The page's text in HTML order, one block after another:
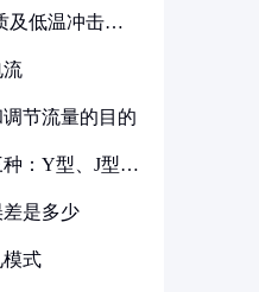
及低温冲击要
节流量的目的
：Y型、J型、
是多少
式